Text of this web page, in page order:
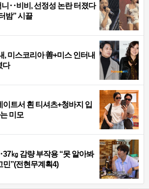
니‥비비, 선정성 논란 터졌다
밤” 시끌
, 미스코리아 善+미스 인터내
다
이트서 흰 티셔츠+청바지 입
미모
㎏ 감량 부작용 “못 알아봐
민”(전현무계획4)